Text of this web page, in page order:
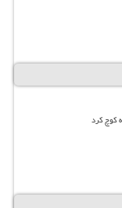
کوچ کرد